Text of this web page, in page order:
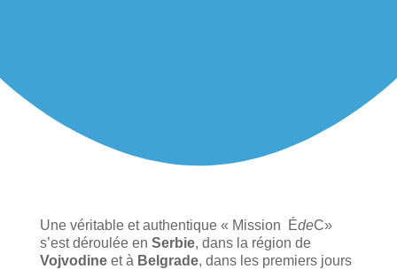
Une véritable et authentique « Mission ÉdeC»
s’est déroulée en Serbie, dans la région de
Vojvodineet à Belgrade, dans les premiers jours